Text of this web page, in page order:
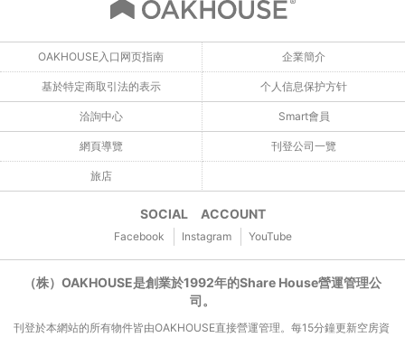
OAKHOUSE入口网页指南 企業簡介
基於特定商取引法的表示 个人信息保护方针
洽詢中心 Smart會員
網頁導覽 刊登公司一覽
旅店
SOCIAL ACCOUNT
Facebook Instagram YouTube
（株）OAKHOUSE是創業於1992年的Share House營運管理公
司。
刊登於本網站的所有物件皆由OAKHOUSE直接營運管理。每15分鐘更新空房資